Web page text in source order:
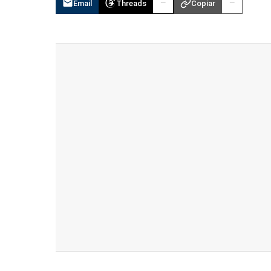
Email Threads Copiar